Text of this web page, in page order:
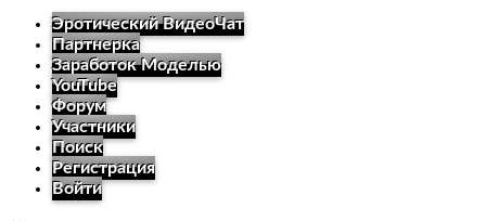
Эротический ВидеоЧат
Партнерка
Заработок Моделью
YouTube
Форум
Участники
Поиск
Регистрация
Войти